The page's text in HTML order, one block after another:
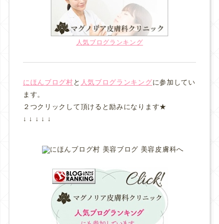
人気ブログランキング
にほんブログ村と 人気ブログランキングに参加してい
ます。
２つクリックして頂けると励みになります★
↓ ↓ ↓ ↓ ↓